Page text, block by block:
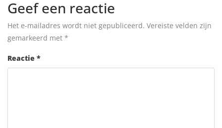
Geef een reactie
Het e-mailadres wordt niet gepubliceerd. Vereiste velden zijn
gemarkeerd met *
Reactie *